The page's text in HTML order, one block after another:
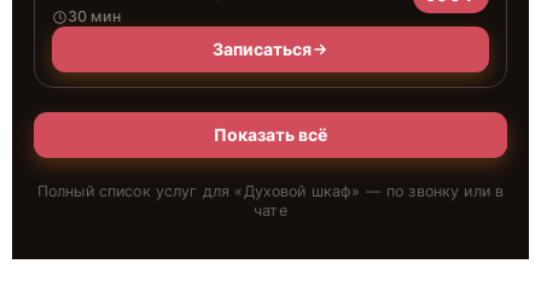
30 мин
Записаться
Показать всё
Полный список услуг для «Духовой шкаф» — по звонку или в
чате